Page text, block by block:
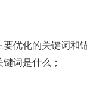
优化的关键词和
词是什么；